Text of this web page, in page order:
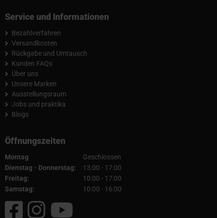
Service und Informationen
Bezahlverfahren
Versandkosten
Rückgabe und Umtausch
Kunden FAQs
Über uns
Unsere Marken
Ausstellungsraum
Jobs und praktika
Blogs
Öffnungszeiten
Montag
Geschlossen
Dienstag - Donnerstag:
13:00 - 17:00
Freitag:
10:00 - 17:00
Samstag:
10:00 - 16:00